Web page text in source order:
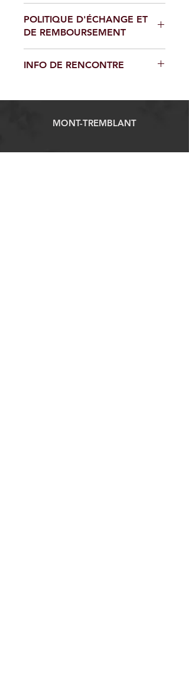
en nature.
Les thérapies en plein-air vous
permettent, et permettent aux
environnement naturel, de retrouver
POLITIQUE D'ÉCHANGE ET
DE REMBOURSEMENT
sauf en cas de force majeure.
INFO DE RENCONTRE
activités sera au Domaine Saint-
539, chemin Saint-Bernard
MONT-TREMBLANT